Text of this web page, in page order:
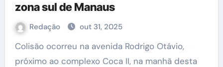
zona sul de Manaus
Redação out 31, 2025
Colisão ocorreu na avenida Rodrigo Otávio,
próximo ao complexo Coca II, na manhã desta